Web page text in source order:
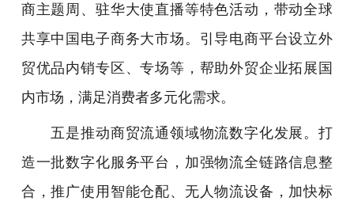
商主题周、驻华大使直播等特色活动，带动全球
共享中国电子商务大市场。引导电商平台设立外
贸优品内销专区、专场等，帮助外贸企业拓展国
内市场，满足消费者多元化需求。
五是推动商贸流通领域物流数字化发展。打
造一批数字化服务平台，加强物流全链路信息整
合，推广使用智能仓配、无人物流设备，加快标